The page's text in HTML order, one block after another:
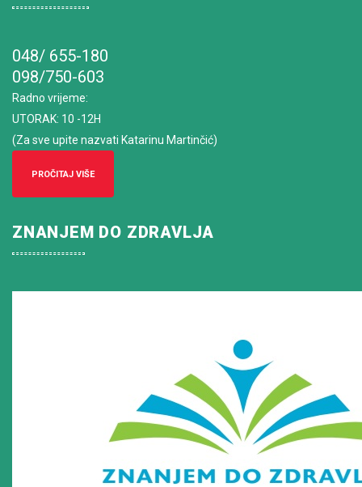
048/ 655-180
098/750-603
Radno vrijeme:
UTORAK: 10 -12H
(Za sve upite nazvati Katarinu Martinčić)
PROČITAJ VIŠE
ZNANJEM DO ZDRAVLJA